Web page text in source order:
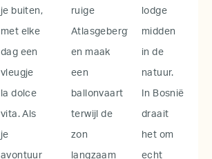
je buiten,
met elke
dag een
vleugje
la dolce
vita. Als
je
avontuur
ruige
Atlasgebergte
en maak
een
ballonvaart
terwijl de
zon
langzaam
lodge
midden
in de
natuur.
In Bosnië
draait
het om
echt